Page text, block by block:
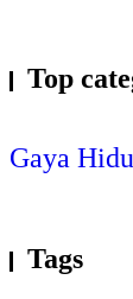
Top
Gaya
Tags